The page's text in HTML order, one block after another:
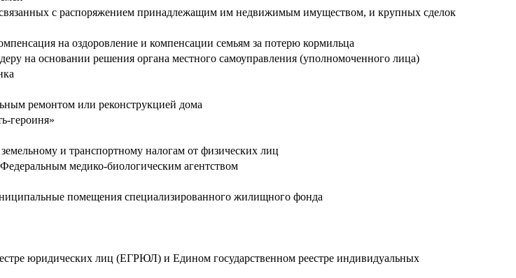
с распоряжением принадлежащим им недвижимым имуществом, и крупных сделок
на оздоровление и компенсации семьям за потерю кормильца
на основании решения органа местного самоуправления (уполномоченного лица)
ремонтом или реконструкцией дома
героиня»
и транспортному налогам от физических лиц
медико-биологическим агентством
помещения специализированного жилищного фонда
юридических лиц (ЕГРЮЛ) и Едином государственном реестре индивидуальных